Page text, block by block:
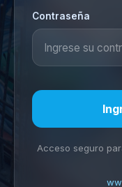
Contraseña
Acceso seguro